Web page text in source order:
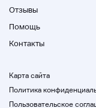
Отзывы
Помощь
Контакты
Карта сайта
Политика
Пользовательское